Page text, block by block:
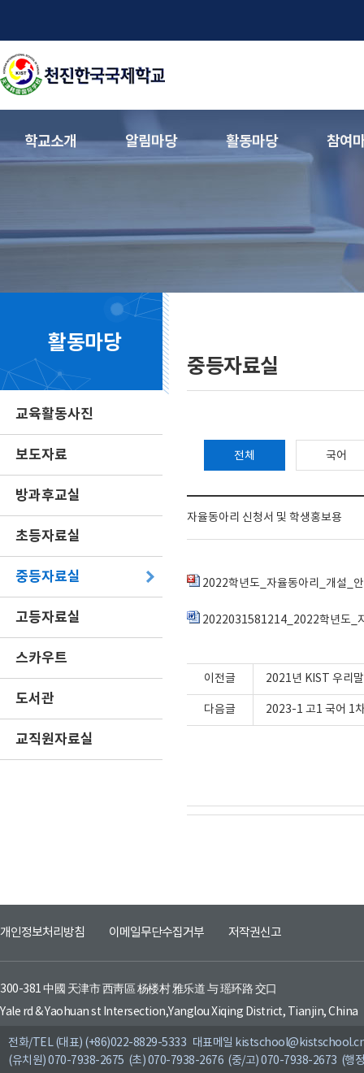
학교소개 알림마당 활동마당 참여
활동마당
교육활동사진
보도자료
방과후교실
초등자료실
중등자료실
고등자료실
스카우트
도서관
교직원자료실
중등자료실
전체 국어
자율동아리 신청서 및 학생홍보용
2022학년도_자율동아리_개설_
2022031581214_2022학년도_
이전글 2021년 KIST 우리
다음글 2023-1 고1 국어 1
개인정보처리방침 이메일무단수집거부 저작권신고
300-381 中國 天津市 西靑區 杨楼村 雅乐道 与 瑶环路 交口
Yale rd & Yaohuan st Intersection,Yanglou Xiqing District, Tianjin, China
전화/TEL (대표) (+86)022-8829-5333 대표메일
(유치원) 070-7938-2675 (초) 070-7938-2676 (중/고) 070-7938-2673 (행